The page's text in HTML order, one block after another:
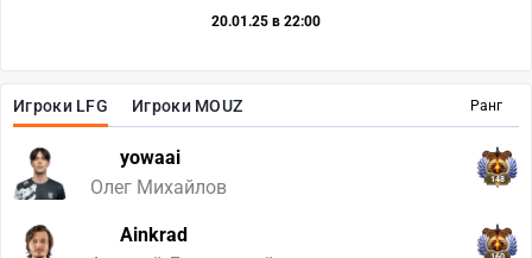
Ранг
Игроки LFG Игроки MOUZ
yowaai
Олег Михайлов
148
Ainkrad
20.01.25 в 22:00